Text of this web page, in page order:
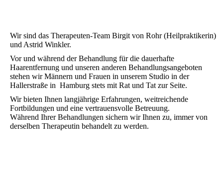
Wir sind das Therapeuten-Team Birgit von Rohr (Heilpraktikerin)
und Astrid Winkler.
Vor und während der Behandlung für die dauerhafte
Haarentfernung und unseren anderen Behandlungsangeboten
stehen wir Männern und Frauen in unserem Studio in der
Hallerstraße in Hamburg stets mit Rat und Tat zur Seite.
Wir bieten Ihnen langjährige Erfahrungen, weitreichende
Fortbildungen und eine vertrauensvolle Betreuung.
Während Ihrer Behandlungen sichern wir Ihnen zu, immer von
derselben Therapeutin behandelt zu werden.